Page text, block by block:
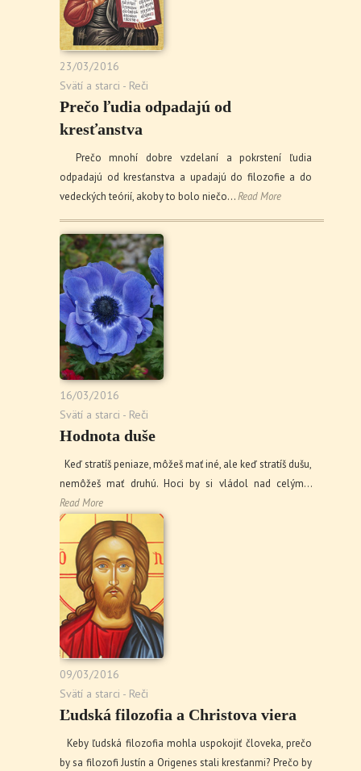
23/03/2016
Svätí a starci - Reči
Prečo ľudia odpadajú od
kresťanstva
Prečo mnohí dobre vzdelaní a pokrstení ľudia
odpadajú od kresťanstva a upadajú do filozofie a do
vedeckých teórií, akoby to bolo niečo…Read More
16/03/2016
Svätí a starci - Reči
Hodnota duše
Keď stratíš peniaze, môžeš mať iné, ale keď stratíš dušu,
nemôžeš mať druhú. Hoci by si vládol nad celým…
Read More
09/03/2016
Svätí a starci - Reči
Ľudská filozofia a Christova viera
Keby ľudská filozofia mohla uspokojiť človeka, prečo
by sa filozofi Justín a Origenes stali kresťanmi? Prečo by